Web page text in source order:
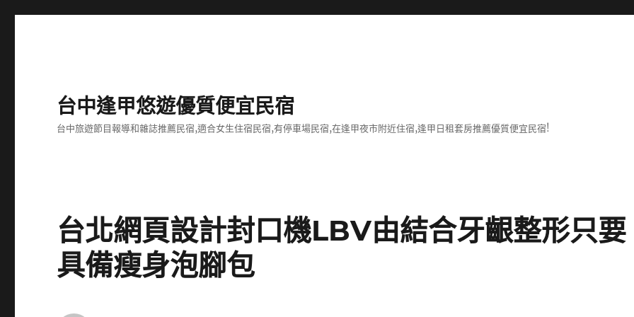
台中逢甲悠遊優質便宜民宿
台中旅遊節目報導和雜誌推薦民宿,適合女生住宿民宿,有停車場民宿,在逢甲夜市附近住宿,逢甲日租套房推薦優質便宜民宿!
台北網頁設計封口機LBV由結合牙齦整形只要
具備瘦身泡腳包